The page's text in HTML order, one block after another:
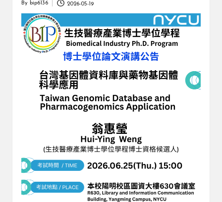
Posted
by
By bip6136 2026-05-19